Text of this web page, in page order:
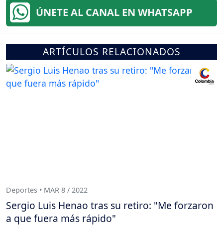
ÚNETE AL CANAL EN WHATSAPP
ARTÍCULOS RELACIONADOS
Deportes • MAR 8 / 2022
Sergio Luis Henao tras su retiro: "Me forzaron
a que fuera más rápido"